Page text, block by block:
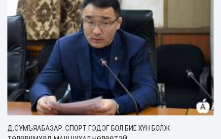
Д.СУМЪЯАБАЗАР: СПОРТ ГЭДЭГ БОЛ БИЕ ХҮН БОЛЖ